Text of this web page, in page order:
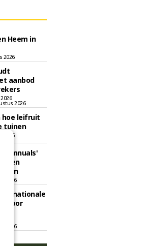
Heem in
2026
aanbod
2026
hoe leifruit
tuinen
2026
Annuals'
2026
voor
2026